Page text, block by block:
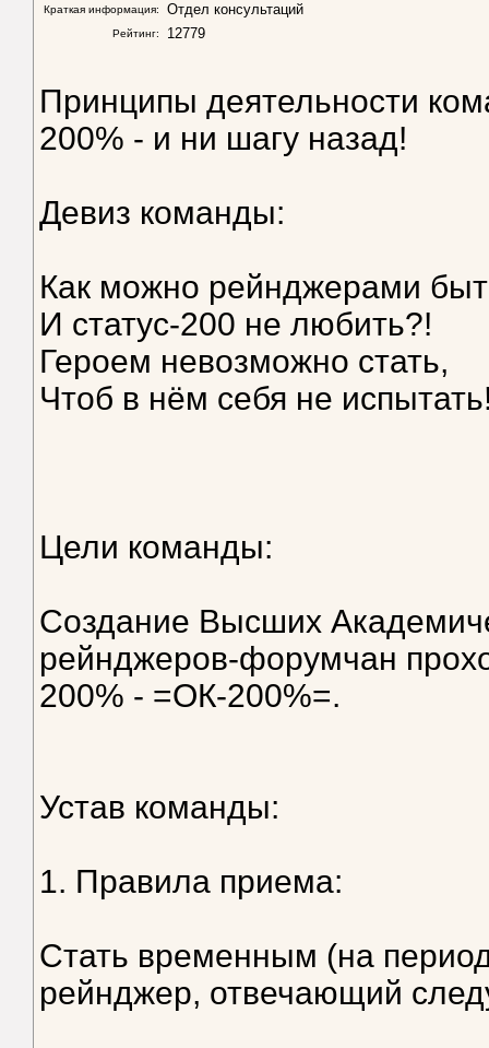
Краткая информация: Отдел консультаций
Рейтинг: 12779
Принципы деятельности
200% - и ни шагу назад!
Девиз команды:
Как можно рейнджерами
И статус-200 не любить?!
Героем невозможно стать,
Чтоб в нём себя не
Цели команды:
Создание Высших
рейнджеров-форумчан
200% - =ОК-200%=.
Устав команды:
1. Правила приема:
Стать временным (на
рейнджер, отвечающий